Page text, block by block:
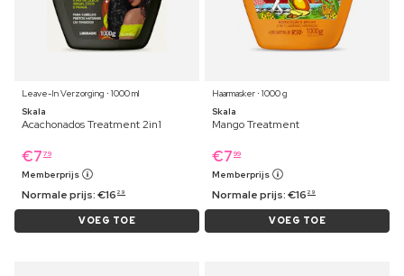
Leave-In Verzorging ⋅ 1000 ml
Skala
Acachonados Treatment 2in1
€7 79
Memberprijs
Normale prijs:€16 29
VOEG TOE
Haarmasker ⋅ 1000 g
Skala
Mango Treatment
€7 99
Memberprijs
Normale prijs:€16 29
VOEG TOE